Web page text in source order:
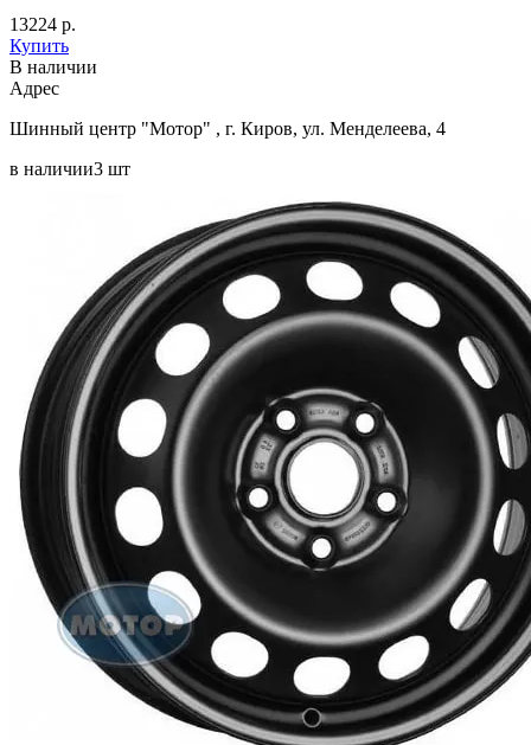
13224 р.
Купить
В наличии
Aдрес
Шинный центр "Мотор" , г. Киров, ул. Менделеева, 4
в наличии3 шт